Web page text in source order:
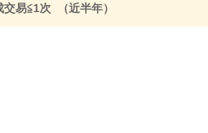
易≦1次 （近半年）